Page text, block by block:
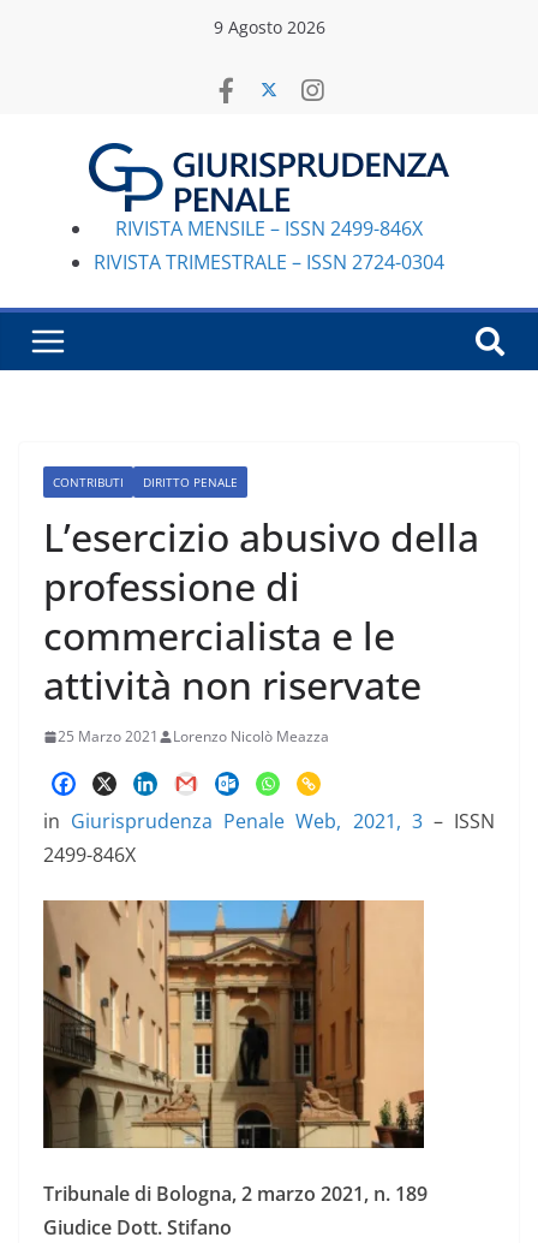
9 Agosto 2026
RIVISTA MENSILE – ISSN 2499-846X
RIVISTA TRIMESTRALE – ISSN 2724-0304
CONTRIBUTI DIRITTO PENALE
L’esercizio abusivo della
professione di
commercialista e le
attività non riservate
25 Marzo 2021 Lorenzo Nicolò Meazza
in Giurisprudenza Penale Web, 2021, 3– ISSN
2499-846X
Tribunale di Bologna, 2 marzo 2021, n. 189
Giudice Dott. Stifano